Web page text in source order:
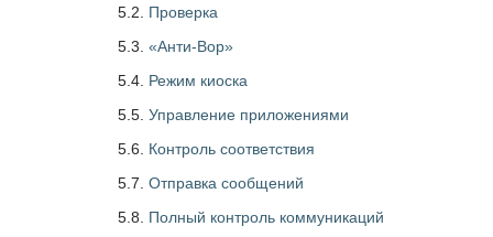
5.2. Проверка
5.3. «Анти-Вор»
5.4. Режим киоска
5.5. Управление приложениями
5.6. Контроль соответствия
5.7. Отправка сообщений
5.8. Полный контроль коммуникаций